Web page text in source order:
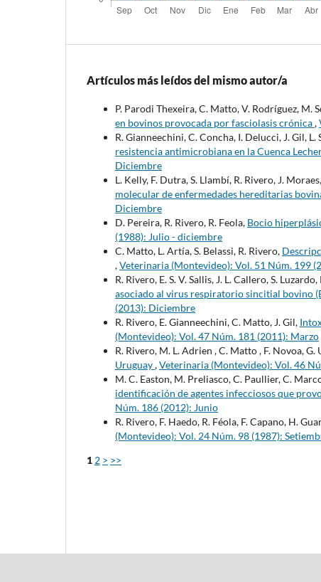
Artículos más leídos del mismo autor/a
P. Parodi Thexeira, C. Matto, V. Rodríguez, M.
en bovinos provocada por fasciolasis crónica,
R. Gianneechini, C. Concha, I. Delucci, J. Gil, L.
resistencia antimicrobiana en la Cuenca
Diciembre
L. Kelly, F. Dutra, S. Llambí, R. Rivero, J.
molecular de enfermedades hereditarias
Diciembre
D. Pereira, R. Rivero, R. Feola, Bocio
(1988): Julio - diciembre
C. Matto, L. Artía, S. Belassi, R. Rivero,
,Veterinaria (Montevideo): Vol. 51 Núm. 199
R. Rivero, E. S. V. Sallis, J. L. Callero, S.
asociado al virus respiratorio sincitial bovino
(2013): Diciembre
R. Rivero, E. Gianneechini, C. Matto, J. Gil,
(Montevideo): Vol. 47 Núm. 181 (2011): Marzo
R. Rivero, M. L. Adrien , C. Matto , F. Novoa,
Uruguay,Veterinaria (Montevideo): Vol. 46
M. C. Easton, M. Preliasco, C. Paullier, C.
identificación de agentes infecciosos que
Núm. 186 (2012): Junio
R. Rivero, F. Haedo, R. Féola, F. Capano, H.
(Montevideo): Vol. 24 Núm. 98 (1987):
1 2 > >>